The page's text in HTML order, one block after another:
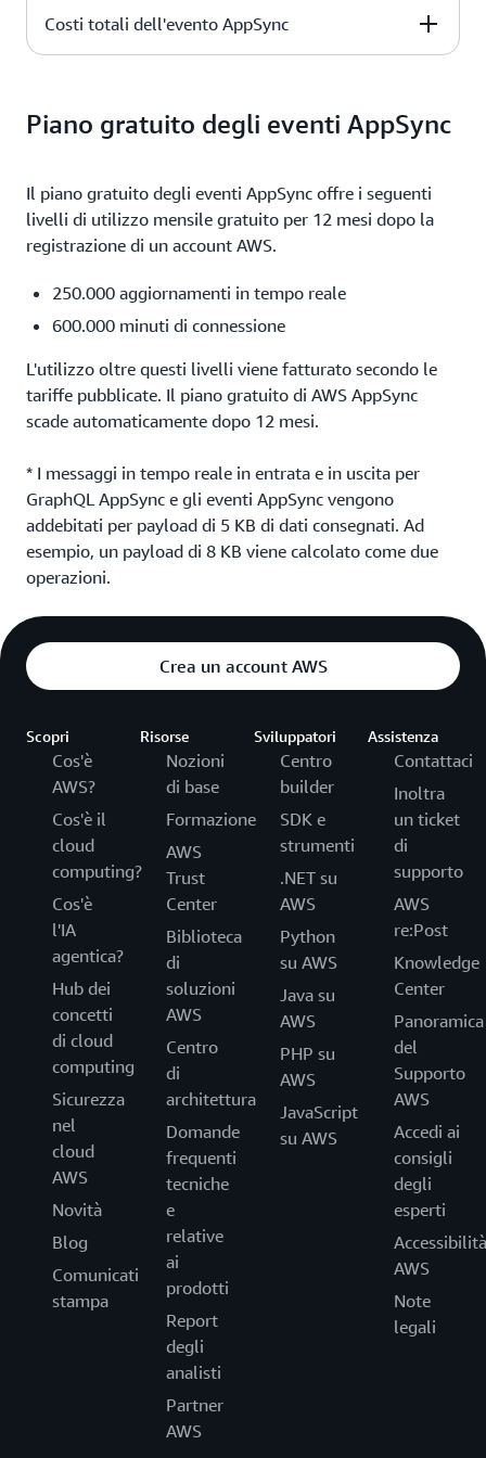
110,000 inbound messages x $1.00 per million
10 TB al mese sono gratuiti)
Costi totali dell'evento AppSync
Piano gratuito degli eventi AppSync
Il piano gratuito degli eventi AppSync offre i seguenti
livelli di utilizzo mensile gratuito per 12 mesi dopo la
registrazione di un account AWS.
250.000 aggiornamenti in tempo reale
600.000 minuti di connessione
L'utilizzo oltre questi livelli viene fatturato secondo le
tariffe pubblicate. Il piano gratuito di AWS AppSync
scade automaticamente dopo 12 mesi.
* I messaggi in tempo reale in entrata e in uscita per
GraphQL AppSync e gli eventi AppSync vengono
addebitati per payload di 5 KB di dati consegnati. Ad
esempio, un payload di 8 KB viene calcolato come due
operazioni.
Crea un account AWS
Scopri
Cos'è
AWS?
Cos'è il
cloud
computing?
Cos'è
l'IA
agentica?
Hub dei
concetti
di cloud
computing
Sicurezza
nel
cloud
AWS
Novità
Blog
Comunicati
stampa
Risorse
Nozioni
di base
Formazione
AWS
Trust
Center
Biblioteca
di
soluzioni
AWS
Centro
di
architettura
Domande
frequenti
tecniche
e
relative
ai
prodotti
Report
degli
analisti
Partner
AWS
Sviluppatori
Centro
builder
SDK e
strumenti
.NET su
AWS
Python
su AWS
Java su
AWS
PHP su
AWS
JavaScript
su AWS
Assistenza
Contattaci
Inoltra
un ticket
di
supporto
AWS
re:Post
Knowledge
Center
Panoramica
del
Supporto
AWS
Accedi ai
consigli
degli
esperti
Accessibilità
AWS
Note
legali